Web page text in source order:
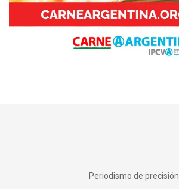
Periodismo de precisión